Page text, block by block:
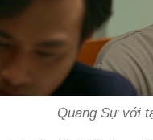
Quang Sự với